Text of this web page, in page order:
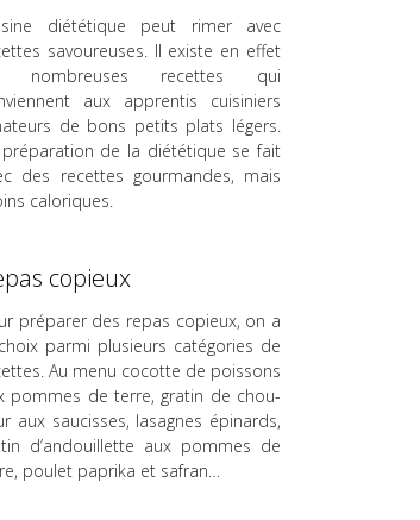
diététique peut rimer avec
savoureuses. Il existe en effet
nombreuses recettes qui
aux apprentis cuisiniers
de bons petits plats légers.
préparation de la diététique se fait
des recettes gourmandes, mais
caloriques.
copieux
préparer des repas copieux, on a
parmi plusieurs catégories de
Au menu cocotte de poissons
pommes de terre, gratin de chou-
aux saucisses, lasagnes épinards,
d’andouillette aux pommes de
poulet paprika et safran…